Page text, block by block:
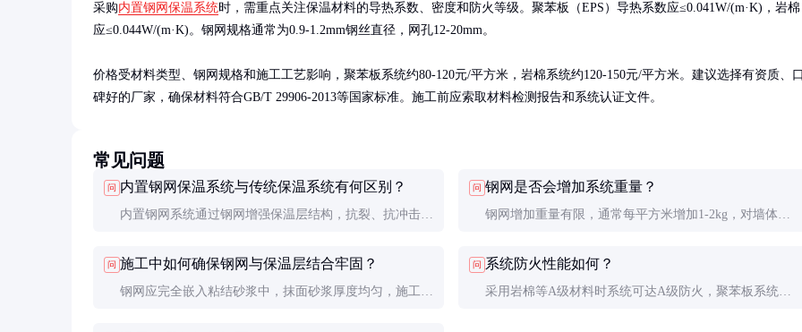
采购内置钢网保温系统时，需重点关注保温材料的导热系数、密度和防火等级。聚苯板（EPS）导热系数应≤0.041W/(m·K)，岩棉
应≤0.044W/(m·K)。钢网规格通常为0.9-1.2mm钢丝直径，网孔12-20mm。
价格受材料类型、钢网规格和施工工艺影响，聚苯板系统约80-120元/平方米，岩棉系统约120-150元/平方米。建议选择有资质、
碑好的厂家，确保材料符合GB/T 29906-2013等国家标准。施工前应索取材料检测报告和系统认证文件。
常见问题
问 内置钢网保温系统与传统保温系统有何区别？
内置钢网系统通过钢网增强保温层结构，抗裂、抗冲击性
耐久性较差。
问 钢网是否会增加系统重量？
钢网增加重量有限，通常每平方米增加1-2kg，对墙体荷
问 施工中如何确保钢网与保温层结合牢固？
钢网应完全嵌入粘结砂浆中，抹面砂浆厚度均匀，施工时
问 系统防火性能如何？
采用岩棉等A级材料时系统可达A级防火，聚苯板系统通